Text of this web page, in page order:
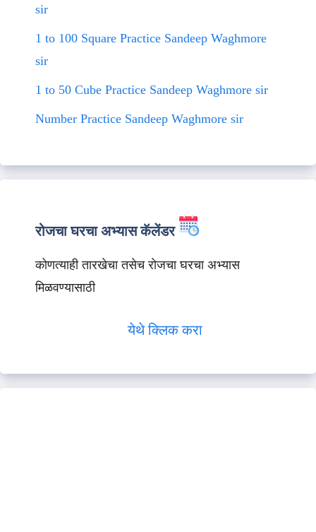
sir
1 to 100 Square Practice Sandeep Waghmore
sir
1 to 50 Cube Practice Sandeep Waghmore sir
Number Practice Sandeep Waghmore sir
रोजचा घरचा अभ्यास कॅलेंडर
कोणत्याही तारखेचा तसेच रोजचा घरचा अभ्यास
मिळवण्यासाठी
येथे क्लिक करा